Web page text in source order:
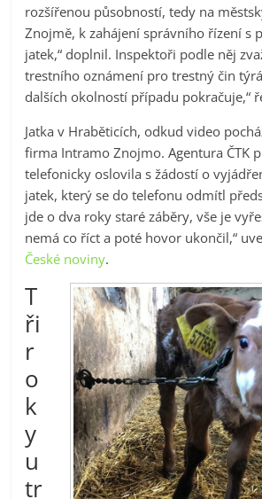
rozšířenou působností, tedy na
Znojmě, k zahájení správního řízení s
jatek,“ doplnil. Inspektoři podle něj
trestního oznámení pro trestný čin
dalších okolností případu pokračuje,“
Jatka v Hraběticích, odkud video
firma Intramo Znojmo. Agentura ČTK
telefonicky oslovila s žádostí o
jatek, který se do telefonu odmítl
jde o dva roky staré záběry, vše je
nemá co říct a poté hovor ukončil,“
České noviny.
T
ři
r
o
k
y
u
tr